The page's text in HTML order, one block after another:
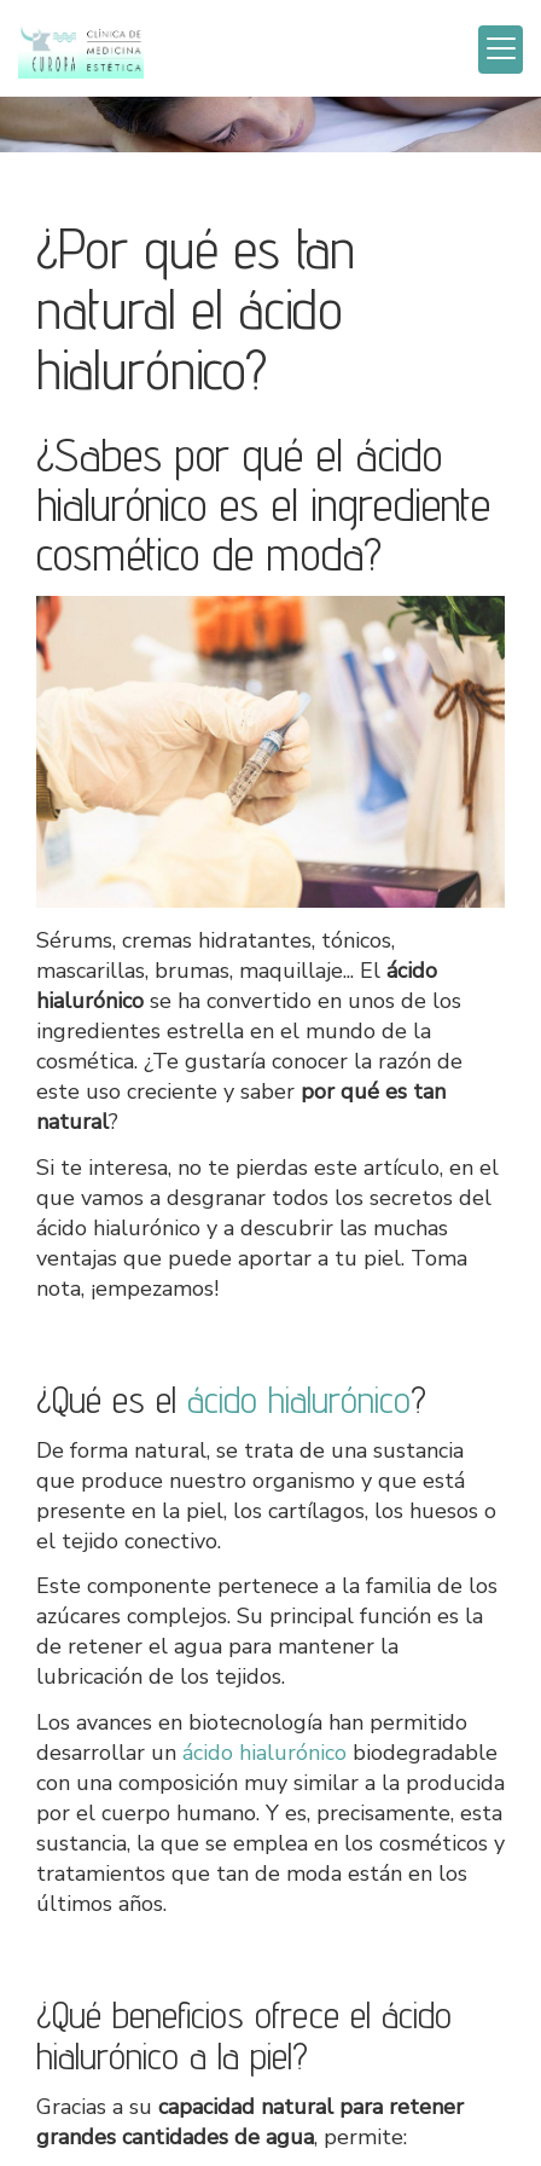
¿Por qué es tan
natural el ácido
hialurónico?
¿Sabes por qué el ácido
hialurónico es el ingrediente
cosmético de moda?
Sérums, cremas hidratantes, tónicos,
mascarillas, brumas, maquillaje... El ácido
hialurónico se ha convertido en unos de los
ingredientes estrella en el mundo de la
cosmética. ¿Te gustaría conocer la razón de
este uso creciente y saber por qué es tan
natural?
Si te interesa, no te pierdas este artículo, en el
que vamos a desgranar todos los secretos del
ácido hialurónico y a descubrir las muchas
ventajas que puede aportar a tu piel. Toma
nota, ¡empezamos!
¿Qué es el ácido hialurónico?
De forma natural, se trata de una sustancia
que produce nuestro organismo y que está
presente en la piel, los cartílagos, los huesos o
el tejido conectivo.
Este componente pertenece a la familia de los
azúcares complejos. Su principal función es la
de retener el agua para mantener la
lubricación de los tejidos.
Los avances en biotecnología han permitido
desarrollar un ácido hialurónico biodegradable
con una composición muy similar a la producida
por el cuerpo humano. Y es, precisamente, esta
sustancia, la que se emplea en los cosméticos y
tratamientos que tan de moda están en los
últimos años.
¿Qué beneficios ofrece el ácido
hialurónico a la piel?
Gracias a su capacidad natural para retener
grandes cantidades de agua, permite: